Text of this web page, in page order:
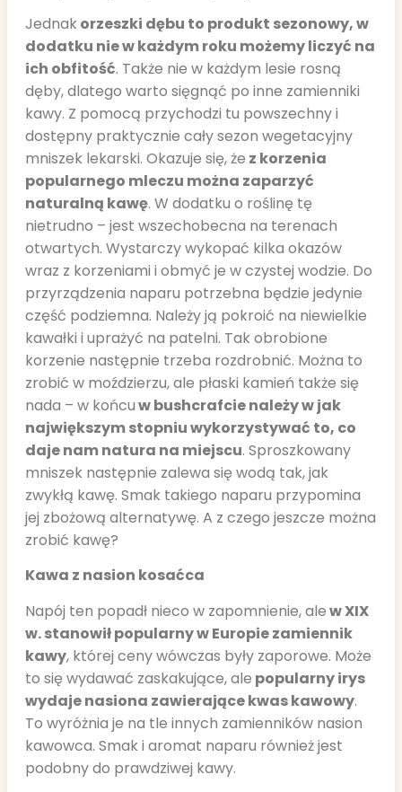
Jednakorzeszki dębu to produkt sezonowy, w
dodatku nie w każdym roku możemy liczyć na
ich obfitość. Także nie w każdym lesie rosną
dęby, dlatego warto sięgnąć po inne zamienniki
kawy. Z pomocą przychodzi tu powszechny i
dostępny praktycznie cały sezon wegetacyjny
mniszek lekarski. Okazuje się, że z korzenia
popularnego mleczu można zaparzyć
naturalną kawę. W dodatku o roślinę tę
nietrudno – jest wszechobecna na terenach
otwartych. Wystarczy wykopać kilka okazów
wraz z korzeniami i obmyć je w czystej wodzie. Do
przyrządzenia naparu potrzebna będzie jedynie
część podziemna. Należy ją pokroić na niewielkie
kawałki i uprażyć na patelni. Tak obrobione
korzenie następnie trzeba rozdrobnić. Można to
zrobić w moździerzu, ale płaski kamień także się
nada – w końcuw bushcrafcie należy w jak
największym stopniu wykorzystywać to, co
daje nam natura na miejscu. Sproszkowany
mniszek następnie zalewa się wodą tak, jak
zwykłą kawę. Smak takiego naparu przypomina
jej zbożową alternatywę. A z czego jeszcze można
zrobić kawę?
Kawa z nasion kosaćca
Napój ten popadł nieco w zapomnienie, alew XIX
w. stanowił popularny w Europie zamiennik
kawy, której ceny wówczas były zaporowe. Może
to się wydawać zaskakujące, ale popularny irys
wydaje nasiona zawierające kwas kawowy.
To wyróżnia je na tle innych zamienników nasion
kawowca. Smak i aromat naparu również jest
podobny do prawdziwej kawy.